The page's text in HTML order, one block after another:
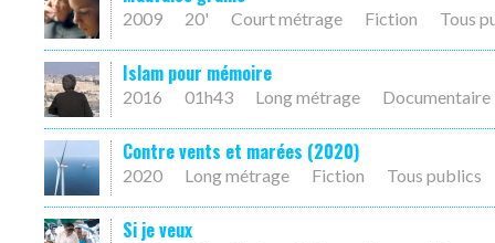
2009 20' Court métrage Fiction Tous
Islam pour mémoire
2016 01h43 Long métrage Documentaire
Contre vents et marées (2020)
2020 Long métrage Fiction Tous publics
Si je veux